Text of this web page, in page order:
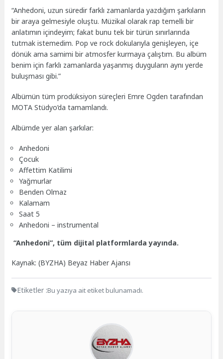
“Anhedoni, uzun süredir farklı zamanlarda yazdığım şarkıların
bir araya gelmesiyle oluştu. Müzikal olarak rap temelli bir
anlatımın içindeyim; fakat bunu tek bir türün sınırlarında
tutmak istemedim. Pop ve rock dokularıyla genişleyen, içe
dönük ama samimi bir atmosfer kurmaya çalıştım. Bu albüm
benim için farklı zamanlarda yaşanmış duyguların aynı yerde
buluşması gibi.”
Albümün tüm prodüksiyon süreçleri Emre Ogden tarafından
MOTA Stüdyo’da tamamlandı.
Albümde yer alan şarkılar:
Anhedoni
Çocuk
Affettim Katilimi
Yağmurlar
Benden Olmaz
Kalamam
Saat 5
Anhedoni – instrumental
“Anhedoni”, tüm dijital platformlarda yayında.
Kaynak: (BYZHA) Beyaz Haber Ajansı
Etiketler :Bu yazıya ait etiket bulunamadı.